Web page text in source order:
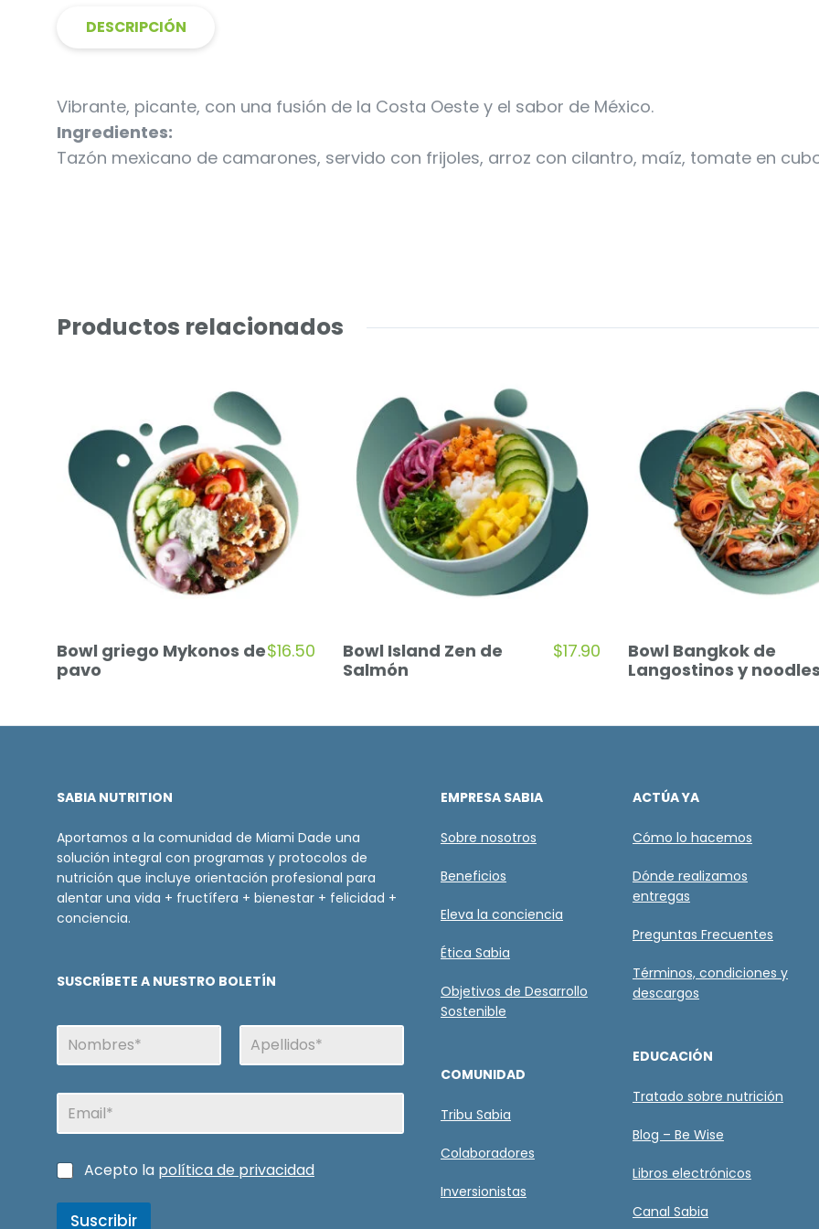
DESCRIPCIÓN
Vibrante, picante, con una fusión de la Costa Oeste y el sabor de México.
Ingredientes:
Tazón mexicano de camarones, servido con frijoles, arroz con cilantro, maíz, tomate en
Productos relacionados
Bowl griego Mykonos de
pavo
$16.50
Bowl Island Zen de
Salmón
$17.90
Bowl Bangkok de
Langostinos y
SABIA NUTRITION
Aportamos a la comunidad de Miami Dade una
solución integral con programas y protocolos de
nutrición que incluye orientación profesional para
alentar una vida + fructífera + bienestar + felicidad +
conciencia.
SUSCRÍBETE A NUESTRO BOLETÍN
N
m
r
E
m
a
lo
b
C
s
Acepto la política de privacidad
Suscribir
EMPRESA SABIA
Sobre nosotros
Beneficios
Eleva la conciencia
Ética Sabia
Objetivos de Desarrollo
Sostenible
COMUNIDAD
Tribu Sabia
Colaboradores
Inversionistas
ACTÚA YA
Cómo lo hacemos
Dónde realizamos
entregas
Preguntas Frecuentes
Términos, condiciones y
descargos
EDUCACIÓN
Tratado sobre nutrición
Blog – Be Wise
Libros electrónicos
Canal Sabia